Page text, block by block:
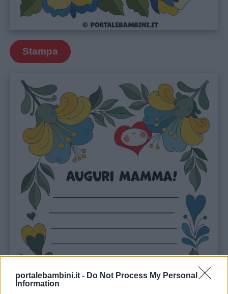
portalebambini.it - Do Not Process My Personal
Information
Stampa